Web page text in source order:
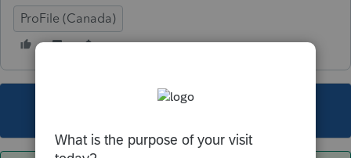
ProFile (Canada)